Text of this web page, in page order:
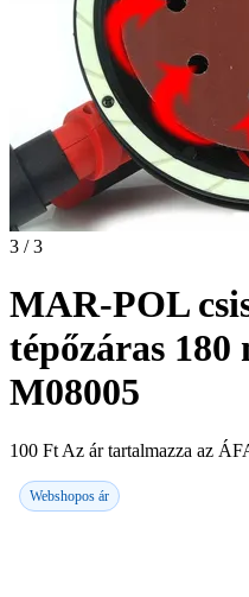
3 / 3
MAR-POL
tépőzáras 180
M08005
100 Ft Az ár tartalmazza az
Webshopos ár